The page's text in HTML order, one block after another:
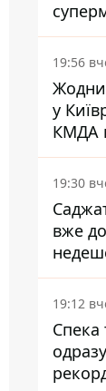
без
19:56
у
КМДА
19:30
вже
19:12
Спека